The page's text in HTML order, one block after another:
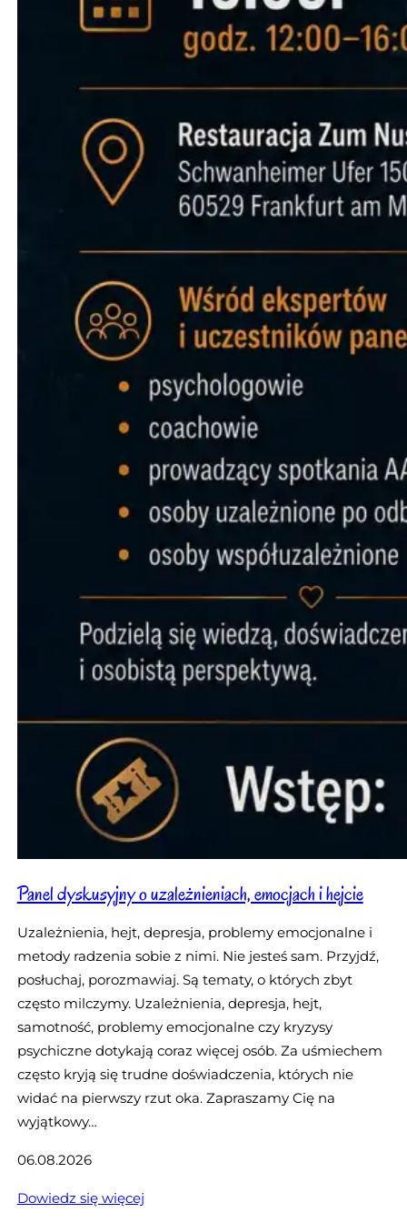
Panel dyskusyjny o uzależnieniach, emocjach i hejcie
Uzależnienia, hejt, depresja, problemy emocjonalne i
metody radzenia sobie z nimi. Nie jesteś sam. Przyjdź,
posłuchaj, porozmawiaj. Są tematy, o których zbyt
często milczymy. Uzależnienia, depresja, hejt,
samotność, problemy emocjonalne czy kryzysy
psychiczne dotykają coraz więcej osób. Za uśmiechem
często kryją się trudne doświadczenia, których nie
widać na pierwszy rzut oka. Zapraszamy Cię na
wyjątkowy…
06.08.2026
Dowiedz się więcej: